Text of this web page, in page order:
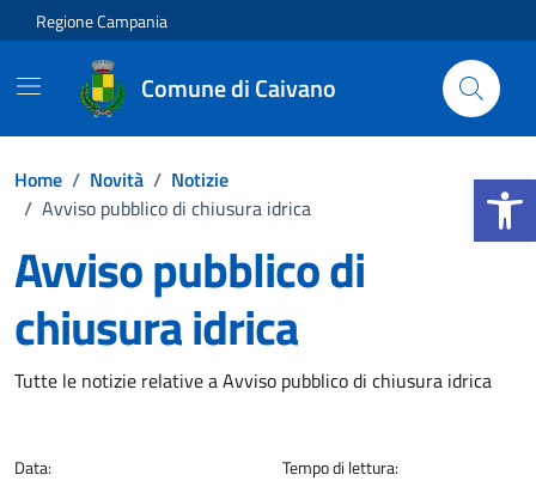
Apri la
Vai ai contenuti
Vai al footer
Regione Campania
Comune di Caivano
Home / Novità / Notizie
/ Avviso pubblico di chiusura idrica
Avviso pubblico di
chiusura idrica
Dettagli della notizia
Tutte le notizie relative a Avviso pubblico di chiusura idrica
Data:
Tempo di lettura: